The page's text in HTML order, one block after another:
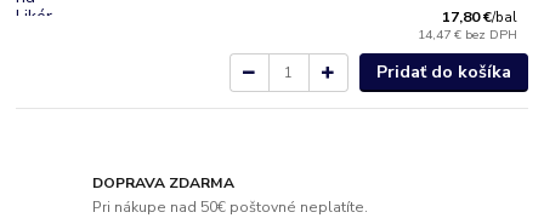
17,80 €/bal
14,47 € bez DPH
Pridať do košíka
DOPRAVA ZDARMA
Pri nákupe nad 50€ poštovné neplatíte.